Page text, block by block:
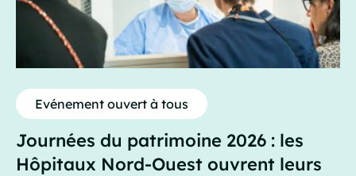
Evénement ouvert à tous
Journées du patrimoine 2026 : les
Hôpitaux Nord-Ouest ouvrent leurs